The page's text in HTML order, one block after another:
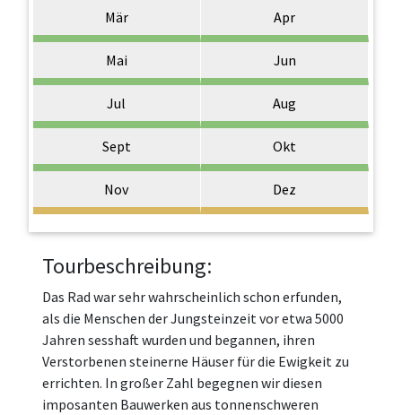
Mär Apr
Mai Jun
Jul Aug
Sept Okt
Nov Dez
Tourbeschreibung:
Das Rad war sehr wahrscheinlich schon erfunden,
als die Menschen der Jungsteinzeit vor etwa 5000
Jahren sesshaft wurden und begannen, ihren
Verstorbenen steinerne Häuser für die Ewigkeit zu
errichten. In großer Zahl begegnen wir diesen
imposanten Bauwerken aus tonnenschweren